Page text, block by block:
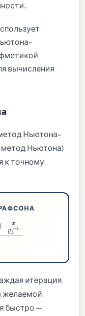
вычисления
Ньютона-
метод Ньютона)
к точному
n n
итерация
желаемой
быстро —